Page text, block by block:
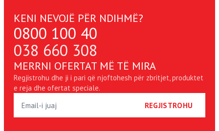
KENI NEVOJË PËR NDIHMË?
0800 100 40
038 660 308
MERRNI OFERTAT MË TË MIRA
Regjistrohu dhe ji i pari që njoftohesh për zbritjet, produktet
e reja dhe ofertat speciale.
REGJISTROHU